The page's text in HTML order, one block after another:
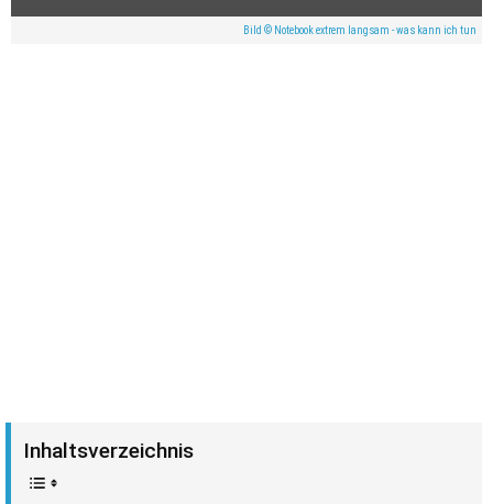
Bild © Notebook extrem langsam - was kann ich tun
Inhaltsverzeichnis